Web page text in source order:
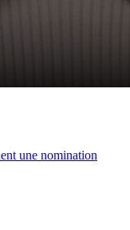
une nomination